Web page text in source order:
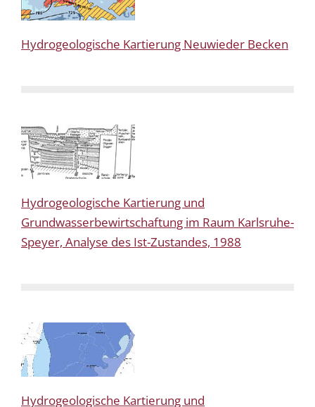
Hydrogeologische Kartierung Neuwieder Becken
Hydrogeologische Kartierung und
Grundwasserbewirtschaftung im Raum Karlsruhe-
Speyer, Analyse des Ist-Zustandes, 1988
Hydrogeologische Kartierung und